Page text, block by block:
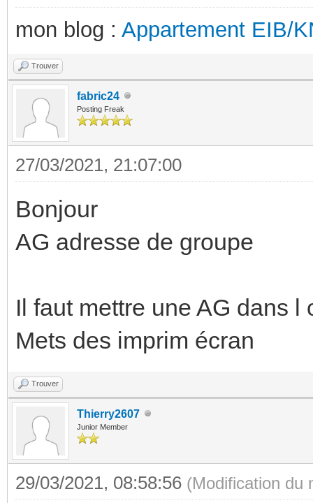
mon blog : Appartement EIB/
Trouver
fabric24
Posting Freak
27/03/2021, 21:07:00
Bonjour
AG adresse de groupe
Il faut mettre une AG dans
Mets des imprim écran
Trouver
Thierry2607
Junior Member
29/03/2021, 08:58:56 (Modification du